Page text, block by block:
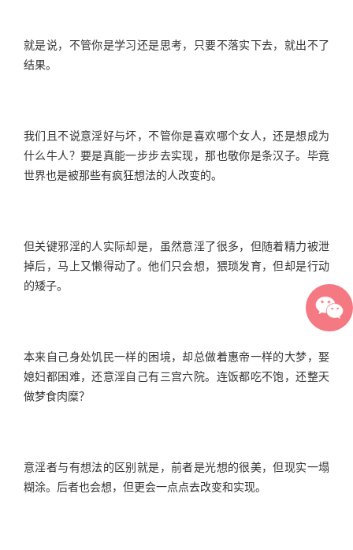
就是说，不管你是学习还是思考，只要不落实下去，就出不了
结果。
我们且不说意淫好与坏，不管你是喜欢哪个女人，还是想成为
什么牛人？要是真能一步步去实现，那也敬你是条汉子。毕竟
世界也是被那些有疯狂想法的人改变的。
但关键邪淫的人实际却是，虽然意淫了很多，但随着精力被泄
掉后，马上又懒得动了。他们只会想，猥琐发育，但却是行动
的矮子。
本来自己身处饥民一样的困境，却总做着惠帝一样的大梦，娶
媳妇都困难，还意淫自己有三宫六院。连饭都吃不饱，还整天
做梦食肉糜？
意淫者与有想法的区别就是，前者是光想的很美，但现实一塌
糊涂。后者也会想，但更会一点点去改变和实现。